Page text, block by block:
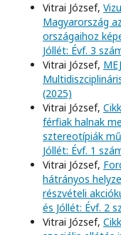
Vitrai József,
Magyarország
országaihoz
Jóllét: Évf. 3
Vitrai József,
(2025)
Vitrai József,
férfiak halnak
sztereotípiák
Jóllét: Évf. 1
Vitrai József,
hátrányos
részvételi
és Jóllét: Évf. 2
Vitrai József,